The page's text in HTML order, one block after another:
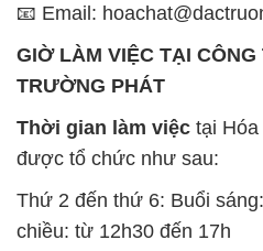
📧 Email:
GIỜ LÀM VIỆC TẠI
TRƯỜNG PHÁT
Thời gian làm việc tại
được tổ chức như sau:
Thứ 2 đến thứ 6: Buổi
chiều: từ 12h30 đến 17h